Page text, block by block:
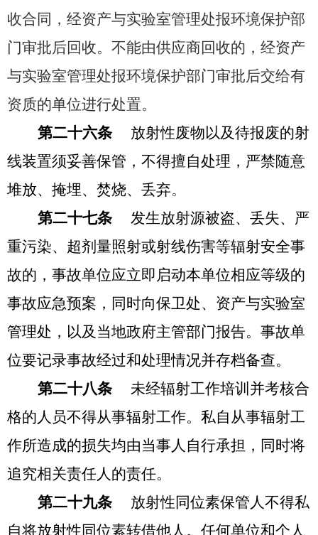
收合同，经资产与实验室管理处报环境保护部
门审批后回收。不能由供应商回收的，经资产
与实验室管理处报环境保护部门审批后交给有
资质的单位进行处置。
第二十六条 放射性废物以及待报废的射
线装置须妥善保管，不得擅自处理，严禁随意
堆放、掩埋、焚烧、丢弃。
第二十七条 发生放射源被盗、丢失、严
重污染、超剂量照射或射线伤害等辐射安全事
故的，事故单位应立即启动本单位相应等级的
事故应急预案，同时向保卫处、资产与实验室
管理处，以及当地政府主管部门报告。事故单
位要记录事故经过和处理情况并存档备查。
第二十八条 未经辐射工作培训并考核合
格的人员不得从事辐射工作。私自从事辐射工
作所造成的损失均由当事人自行承担，同时将
追究相关责任人的责任。
第二十九条放射性同位素保管人不得私
自将放射性同位素转借他人。任何单位和个人